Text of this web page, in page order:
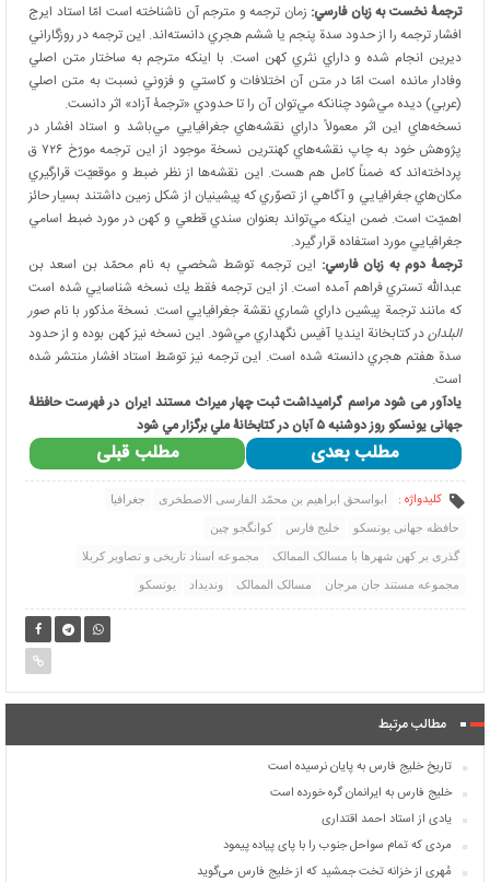
ترجمۀ نخست به زبان فارسي: زمان ترجمه و مترجم آن ناشناخته است امّا استاد ايرج
افشار ترجمه را از حدود سدة پنجم يا ششم هجري دانسته‌اند. این ترجمه در روزگاراني
ديرين انجام شده و داراي نثري كهن است. با اينكه مترجم به ساختار متن اصلي
وفادار مانده است امّا در متن آن اختلافات و كاستي و فزوني نسبت به متن اصلي
(عربي) ديده مي‌شود چنانكه مي‌توان آن را تا حدودي «ترجمۀ آزاد» اثر دانست.
نسخه‌هاي اين اثر معمولاً داراي نقشه‌هاي جغرافيايي مي‌باشد و استاد افشار در
پژوهش خود به چاپ نقشه‌هاي کهنترين نسخة موجود از اين ترجمه مورّخ ۷۲۶ ق
پرداخته‌اند كه ضمناً كامل هم هست. اين نقشه‌ها از نظر ضبط و موقعيّت قرارگيري
مكان‌هاي جغرافيايي و آگاهي از تصوّري كه پيشينيان از شكل زمين داشتند بسيار حائز
اهميّت است. ضمن اينكه مي‌تواند بعنوان سندي قطعي و كهن در مورد ضبط اسامي
جغرافيايي مورد استفاده قرار گيرد.
ترجمۀ دوم به زبان فارسي: اين ترجمه توسّط شخصي به نام محمّد بن اسعد بن
عبدالله تستري فراهم آمده است. از اين ترجمه فقط يك نسخه شناسايي شده است
كه مانند ترجمة پيشين داراي شماري نقشة جغرافيايي است. نسخة مذكور با نام صور
البلداندر كتابخانة اينديا آفيس نگهداري مي‌شود. اين نسخه نيز كهن بوده و از حدود
سدة هفتم هجري دانسته شده است. اين ترجمه نيز توسّط استاد افشار منتشر شده
است.
یادآور می شود مراسم گرامیداشت ثبت چهار میراث مستند ایران در فهرست حافظۀ
جهانی یونسکو روز دوشنبه ۵ آبان در كتابخانۀ ملي برگزار مي شود
مطلب قبلی مطلب بعدی
کلیدواژه : ابواسحق ابراهیم بن محمّد الفارسی الاصطخری جغرافیا
حافظه جهانی یونسکو خلیج فارس کوانگجو چین
گذری بر کهن شهرها با مسالک الممالک مجموعه اسناد تاریخی و تصاویر کربلا
مجموعه مستند جان مرجان مسالک الممالک وندیداد یونسکو
مطالب مرتبط
تاریخ خلیج فارس به پایان نرسیده است
خلیج فارس به ایرانمان گره خورده‌ است
یادی از استاد احمد اقتداری
مردی که تمام سواحل جنوب را با پای پیاده پیمود
مُهری از خزانه تخت جمشید که از خلیج فارس می‌گوید